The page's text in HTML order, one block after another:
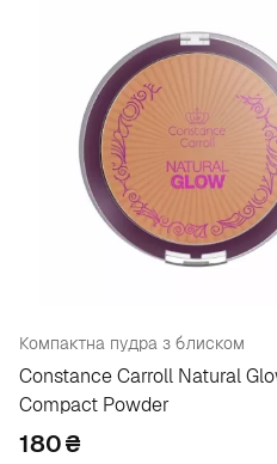
Компактна пудра з блиском
Constance Carroll Natural
Compact Powder
180₴